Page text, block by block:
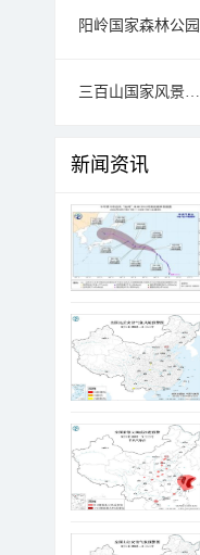
阳岭国家森林公园
三百山国家风景名胜区
新闻资讯